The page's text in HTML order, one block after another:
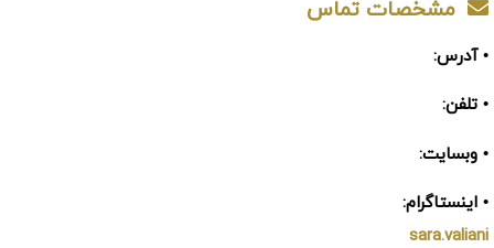
مشخصات تماس
• آدرس:
• تلفن:
• وبسایت:
• اینستاگرام:
sara.valiani